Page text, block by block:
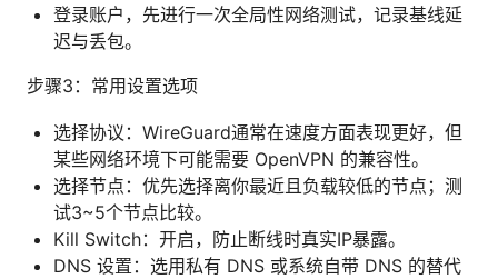
登录账户，先进行一次全局性网络测试，记录基线延
迟与丢包。
步骤3：常用设置选项
选择协议：WireGuard通常在速度方面表现更好，但
某些网络环境下可能需要 OpenVPN 的兼容性。
选择节点：优先选择离你最近且负载较低的节点；测
试3~5个节点比较。
Kill Switch：开启，防止断线时真实IP暴露。
DNS 设置：选用私有 DNS 或系统自带 DNS 的替代